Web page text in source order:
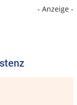
- Anzeige -